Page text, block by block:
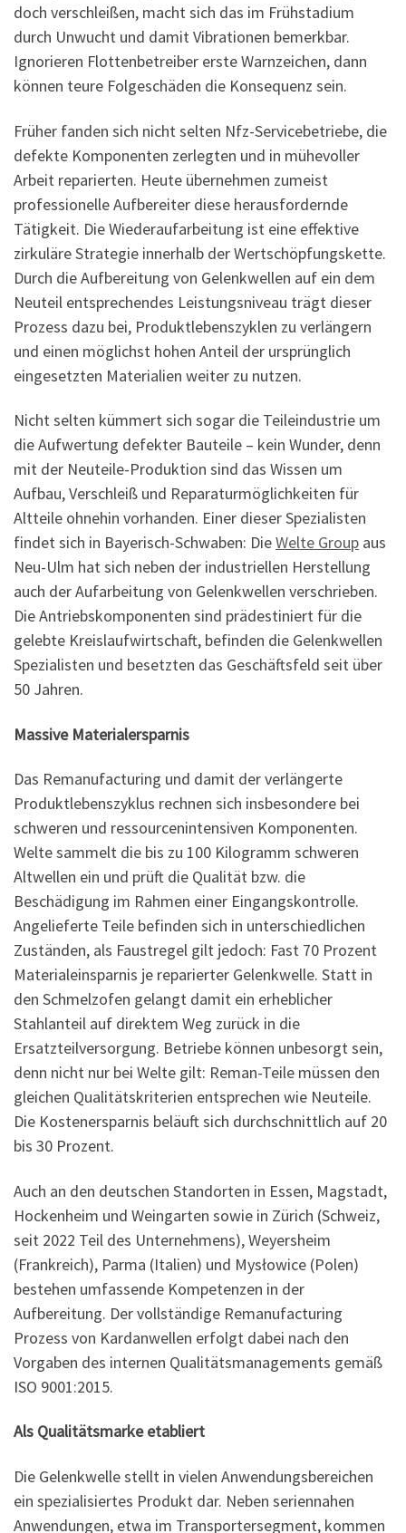
doch verschleißen, macht sich das im Frühstadium
durch Unwucht und damit Vibrationen bemerkbar.
Ignorieren Flottenbetreiber erste Warnzeichen, dann
können teure Folgeschäden die Konsequenz sein.
Früher fanden sich nicht selten Nfz-Servicebetriebe, die
defekte Komponenten zerlegten und in mühevoller
Arbeit reparierten. Heute übernehmen zumeist
professionelle Aufbereiter diese herausfordernde
Tätigkeit. Die Wiederaufarbeitung ist eine effektive
zirkuläre Strategie innerhalb der Wertschöpfungskette.
Durch die Aufbereitung von Gelenkwellen auf ein dem
Neuteil entsprechendes Leistungsniveau trägt dieser
Prozess dazu bei, Produktlebenszyklen zu verlängern
und einen möglichst hohen Anteil der ursprünglich
eingesetzten Materialien weiter zu nutzen.
Nicht selten kümmert sich sogar die Teileindustrie um
die Aufwertung defekter Bauteile – kein Wunder, denn
mit der Neuteile-Produktion sind das Wissen um
Aufbau, Verschleiß und Reparaturmöglichkeiten für
Altteile ohnehin vorhanden. Einer dieser Spezialisten
findet sich in Bayerisch-Schwaben: DieWelte Group aus
Neu-Ulm hat sich neben der industriellen Herstellung
auch der Aufarbeitung von Gelenkwellen verschrieben.
Die Antriebskomponenten sind prädestiniert für die
gelebte Kreislaufwirtschaft, befinden die Gelenkwellen
Spezialisten und besetzten das Geschäftsfeld seit über
50 Jahren.
Massive Materialersparnis
Das Remanufacturing und damit der verlängerte
Produktlebenszyklus rechnen sich insbesondere bei
schweren und ressourcenintensiven Komponenten.
Welte sammelt die bis zu 100 Kilogramm schweren
Altwellen ein und prüft die Qualität bzw. die
Beschädigung im Rahmen einer Eingangskontrolle.
Angelieferte Teile befinden sich in unterschiedlichen
Zuständen, als Faustregel gilt jedoch: Fast 70 Prozent
Materialeinsparnis je reparierter Gelenkwelle. Statt in
den Schmelzofen gelangt damit ein erheblicher
Stahlanteil auf direktem Weg zurück in die
Ersatzteilversorgung. Betriebe können unbesorgt sein,
denn nicht nur bei Welte gilt: Reman-Teile müssen den
gleichen Qualitätskriterien entsprechen wie Neuteile.
Die Kostenersparnis beläuft sich durchschnittlich auf 20
bis 30 Prozent.
Auch an den deutschen Standorten in Essen, Magstadt,
Hockenheim und Weingarten sowie in Zürich (Schweiz,
seit 2022 Teil des Unternehmens), Weyersheim
(Frankreich), Parma (Italien) und Mysłowice (Polen)
bestehen umfassende Kompetenzen in der
Aufbereitung. Der vollständige Remanufacturing
Prozess von Kardanwellen erfolgt dabei nach den
Vorgaben des internen Qualitätsmanagements gemäß
ISO 9001:2015.
Als Qualitätsmarke etabliert
Die Gelenkwelle stellt in vielen Anwendungsbereichen
ein spezialisiertes Produkt dar. Neben seriennahen
Anwendungen, etwa im Transportersegment, kommen